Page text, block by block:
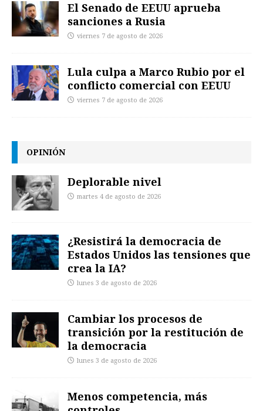
El Senado de EEUU aprueba
sanciones a Rusia
viernes 7 de agosto de 2026
Lula culpa a Marco Rubio por el
conflicto comercial con EEUU
viernes 7 de agosto de 2026
OPINIÓN
Deplorable nivel
martes 4 de agosto de 2026
¿Resistirá la democracia de
Estados Unidos las tensiones que
crea la IA?
lunes 3 de agosto de 2026
Cambiar los procesos de
transición por la restitución de
la democracia
lunes 3 de agosto de 2026
Menos competencia, más